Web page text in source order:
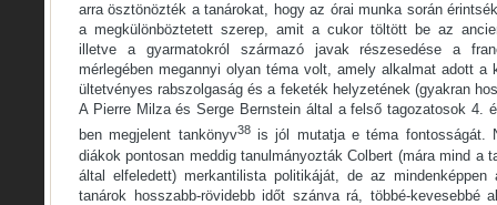
arra ösztönözték a tanárokat, hogy az órai munka során
a megkülönböztetett szerep, amit a cukor töltött be az
illetve a gyarmatokról származó javak részesedése a
mérlegében megannyi olyan téma volt, amely alkalmat adott a
ültetvényes rabszolgaság és a feketék helyzetének (gyakran
A Pierre Milza és Serge Bernstein által a felső tagozatosok 4.
ben megjelent tankönyv38is jól mutatja e téma fontosságát.
diákok pontosan meddig tanulmányozták Colbert (mára mind a
által elfeledett) merkantilista politikáját, de az
tanárok hosszabb-rövidebb időt szánva rá, többé-kevesebbé